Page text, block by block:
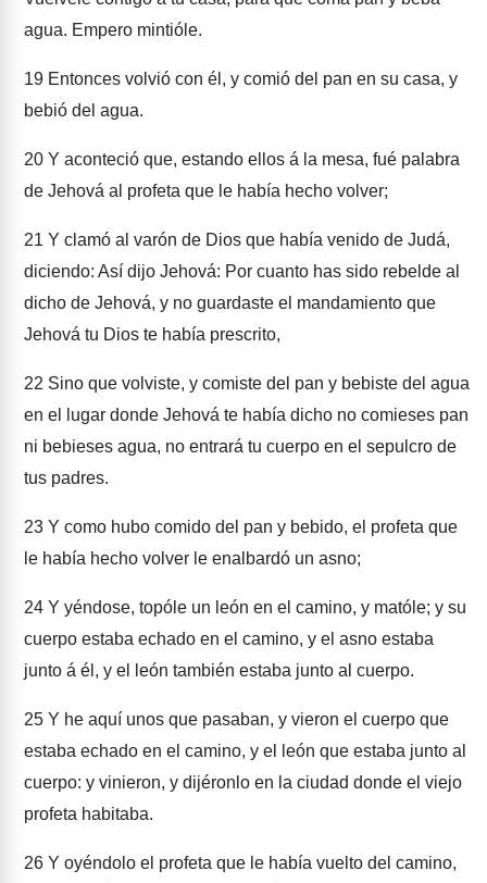
agua. Empero mintióle.
19 Entonces volvió con él, y comió del pan en su casa, y
bebió del agua.
20 Y aconteció que, estando ellos á la mesa, fué palabra
de Jehová al profeta que le había hecho volver;
21 Y clamó al varón de Dios que había venido de Judá,
diciendo: Así dijo Jehová: Por cuanto has sido rebelde al
dicho de Jehová, y no guardaste el mandamiento que
Jehová tu Dios te había prescrito,
22 Sino que volviste, y comiste del pan y bebiste del agua
en el lugar donde Jehová te había dicho no comieses pan
ni bebieses agua, no entrará tu cuerpo en el sepulcro de
tus padres.
23 Y como hubo comido del pan y bebido, el profeta que
le había hecho volver le enalbardó un asno;
24 Y yéndose, topóle un león en el camino, y matóle; y su
cuerpo estaba echado en el camino, y el asno estaba
junto á él, y el león también estaba junto al cuerpo.
25 Y he aquí unos que pasaban, y vieron el cuerpo que
estaba echado en el camino, y el león que estaba junto al
cuerpo: y vinieron, y dijéronlo en la ciudad donde el viejo
profeta habitaba.
26 Y oyéndolo el profeta que le había vuelto del camino,